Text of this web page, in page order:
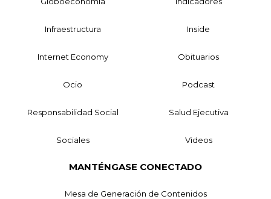
Infraestructura Inside
Internet Economy Obituarios
Ocio Podcast
Responsabilidad Social Salud Ejecutiva
Sociales Videos
MANTÉNGASE CONECTADO
Mesa de Generación de Contenidos